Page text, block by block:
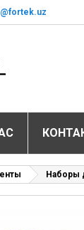
газов и
Наборы